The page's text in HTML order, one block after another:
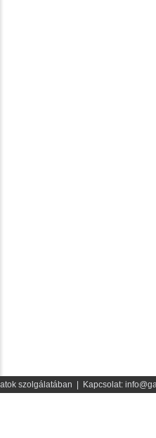
szolgálatában | Kapcsolat: